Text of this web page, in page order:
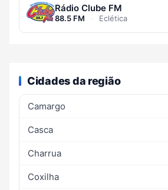
Rádio Clube FM
88.5 FM · Eclética
Cidades da região
Camargo
Casca
Charrua
Coxilha